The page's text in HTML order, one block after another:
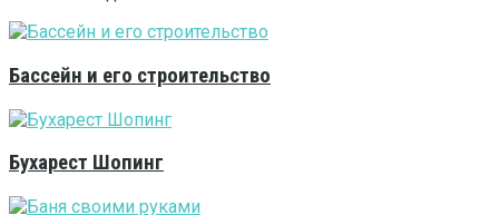
Бассейн и его строительство
Бухарест Шопинг